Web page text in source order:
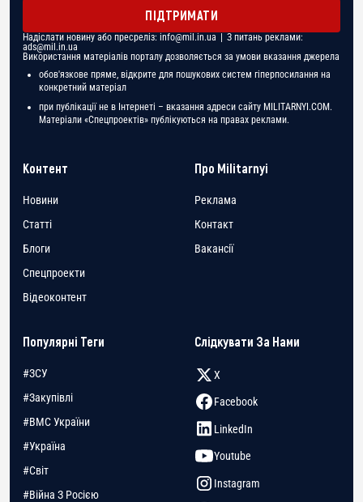
ПІДТРИМАТИ
Надіслати новину або пресреліз: info@mil.in.ua | З питань реклами:
ads@mil.in.ua
Використання матеріалів порталу дозволяється за умови вказання джерела
обов'язкове пряме, відкрите для пошукових систем гіперпосилання на
конкретний матеріал
при публікації не в Інтернеті – вказання адреси сайту MILITARNYI.COM.
Матеріали «Спецпроектів» публікуються на правах реклами.
Контент
Новини
Статті
Блоги
Спецпроекти
Відеоконтент
Про Militarnyi
Реклама
Контакт
Вакансії
Популярні Теги
#ЗСУ
#Закупівлі
#ВМС України
#Україна
#Світ
#Війна З Росією
Слідкувати За Нами
X
Facebook
LinkedIn
Youtube
Instagram